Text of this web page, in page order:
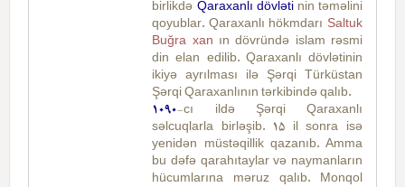
birlikdə Qaraxanlı dövlətinin təməlini
qoyublar. Qaraxanlı hökmdarı Saltuk
Buğra xan ın dövründə islam rəsmi
din elan edilib. Qaraxanlı dövlətinin
ikiyə ayrılması ilə Şərqi Türküstan
Şərqi Qaraxanlının tərkibində qalıb.
1090-cı ildə Şərqi Qaraxanlı
səlcuqlarla birləşib. 15 il sonra isə
yenidən müstəqillik qazanıb. Amma
bu dəfə qarahıtaylar və naymanların
hücumlarına məruz qalıb. Monqol